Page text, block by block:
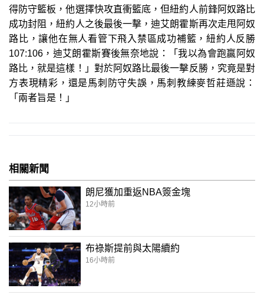
得防守籃板，他選擇快攻直衝籃底，但紐約人前鋒阿奴路比
成功封阻，紐約人之後最後一擊，迪艾朗霍斯再次走甩阿奴
路比，讓他在無人看管下飛入禁區成功補籃，紐約人反勝
107:106，迪艾朗霍斯賽後無奈地說：「我以為會跑贏阿奴
路比，就是這樣！」對於阿奴路比最後一擊反勝，究竟是對
方表現精彩，還是馬刺防守失誤，馬刺教練麥哲莊遜說：
「兩者旨是！」
相關新聞
朗尼獲加重返NBA簽金塊
12小時前
布祿斯提前與太陽續約
16小時前